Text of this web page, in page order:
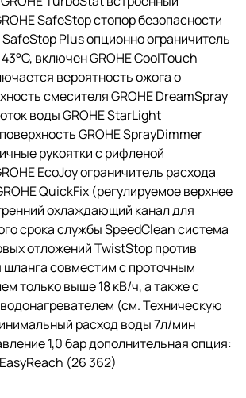
SafeStop стопор безопасности
SafeStop Plus опционно ограничитель
включен GROHE CoolTouch
вероятность ожога о
смесителя GROHE DreamSpray
воды GROHE StarLight
GROHE SprayDimmer
рукоятки с рифленой
EcoJoy ограничитель расхода
QuickFix (регулируемое верхнее
охлаждающий канал для
срока службы SpeedClean система
отложений TwistStop против
шланга совместим с проточным
только выше 18 кВ/ч, а также с
(см. Техническую
расход воды 7л/мин
1,0 бар дополнительная опция:
(26 362)